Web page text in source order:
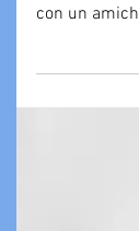
Eccoci! Gli
con un